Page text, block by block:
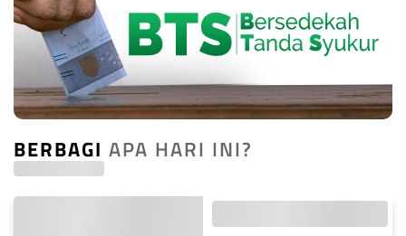
BERBAGI APA HARI INI?